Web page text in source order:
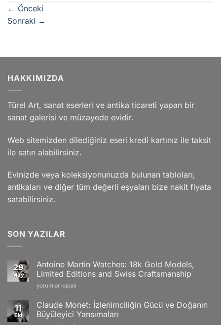
← Önceki
Sonraki →
HAKKIMIZDA
Türel Art, sanat eserleri ve antika ticareti yapan bir
sanat galerisi ve müzayede evidir.
Web sitemizden dilediğiniz eseri kredi kartınız ile taksit
ile satın alabilirsiniz.
Evinizde veya koleksiyonunuzda bulunan tabloları,
antikaları ve diğer tüm değerli eşyaları bize nakit fiyata
satabilirsiniz.
SON YAZILAR
29
May
Antoine Martin Watches: 18k Gold Models,
Limited Editions and Swiss Craftsmanship
Antoine
Watches:
18k
Gold
yorumlar kapalı
11
Eki
Claude Monet: İzlenimciliğin Gücü ve Doğanın
Büyüleyici Yansımaları